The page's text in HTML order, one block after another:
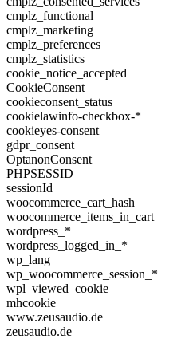
cmplz_functional
cmplz_marketing
cmplz_preferences
cmplz_statistics
cookie_notice_accepted
CookieConsent
cookieconsent_status
cookielawinfo-checkbox-*
cookieyes-consent
gdpr_consent
OptanonConsent
PHPSESSID
sessionId
woocommerce_cart_hash
woocommerce_items_in_cart
wordpress_*
wordpress_logged_in_*
wp_lang
wp_woocommerce_session_*
wpl_viewed_cookie
mhcookie
www.zeusaudio.de
zeusaudio.de